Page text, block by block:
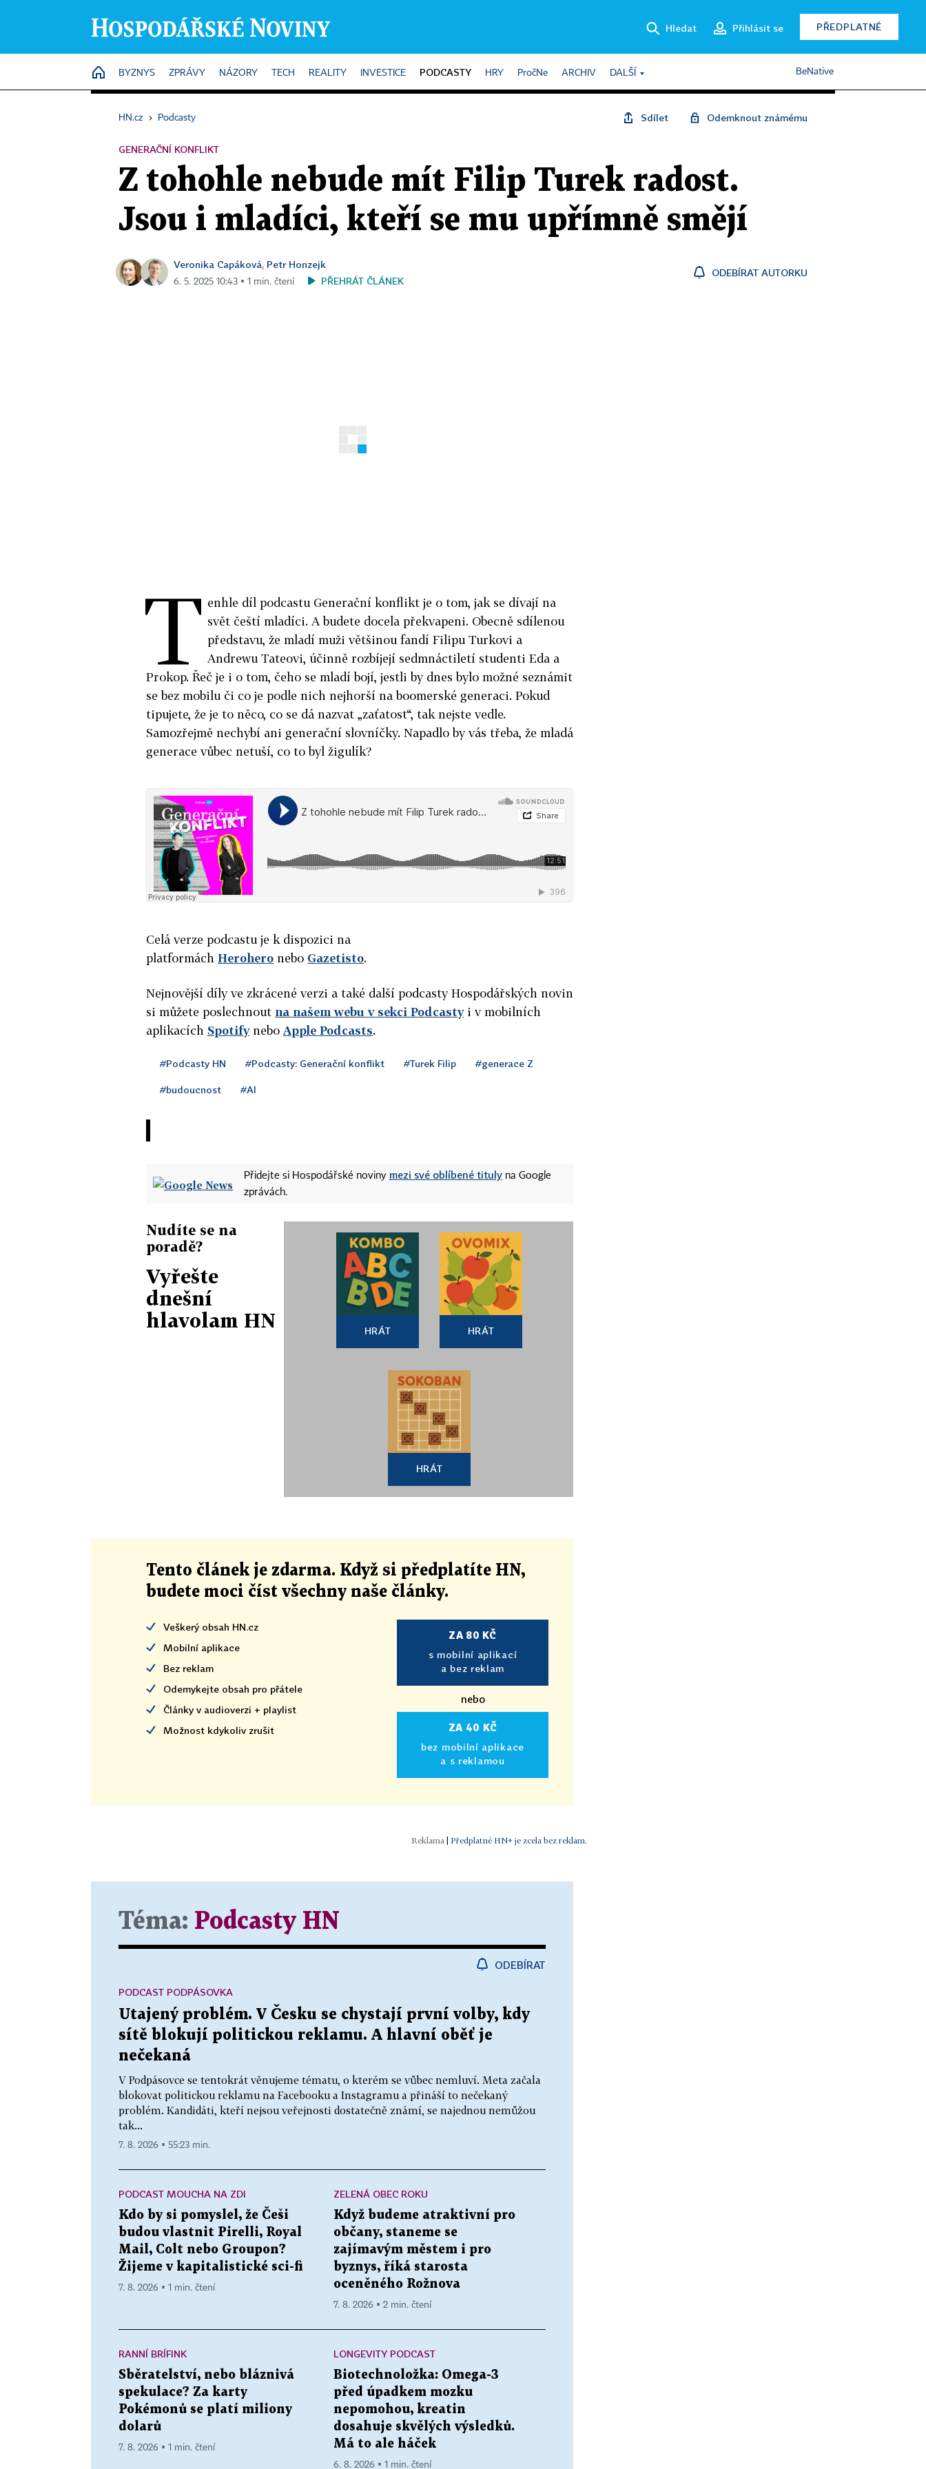
Hledat Přihlásit se PŘEDPLATNÉ
HOME
BYZNYS ZPRÁVY NÁZORY TECH REALITY INVESTICE PODCASTY HRY PročNe ARCHIV DALŠÍ BeNative
HN.cz › Podcasty Sdílet Odemknout známému
GENERAČNÍ KONFLIKT
Z tohohle nebude mít Filip Turek radost.
Jsou i mladíci, kteří se mu upřímně smějí
Veronika Capáková, Petr Honzejk
6. 5. 2025 10:43 ▪ 1 min. čtení PŘEHRÁT ČLÁNEK
ODEBÍRAT AUTORKU
T enhle díl podcastu Generační konflikt je o tom, jak se dívají na
svět čeští mladíci. A budete docela překvapeni. Obecně sdílenou
představu, že mladí muži většinou fandí Filipu Turkovi a
Andrewu Tateovi, účinně rozbíjejí sedmnáctiletí studenti Eda a
Prokop. Řeč je i o tom, čeho se mladí bojí, jestli by dnes bylo možné seznámit
se bez mobilu či co je podle nich nejhorší na boomerské generaci. Pokud
tipujete, že je to něco, co se dá nazvat „zaťatost“, tak nejste vedle.
Samozřejmě nechybí ani generační slovníčky. Napadlo by vás třeba, že mladá
generace vůbec netuší, co to byl žigulík?
Celá verze podcastu je k dispozici na
platformách Herohero nebo Gazetisto.
Nejnovější díly ve zkrácené verzi a také další podcasty Hospodářských novin
si můžete poslechnout na našemwebu v sekci Podcastyi v mobilních
aplikacích Spotifynebo Apple Podcasts.
#Podcasty HN #Podcasty: Generační konflikt #Turek Filip #generace Z
#budoucnost #AI
Přidejte si Hospodářské noviny mezi své oblíbené tituly na Google
zprávách.
Nudíte se na
poradě?
Vyřešte
dnešní
hlavolam HN
HRÁT HRÁT
HRÁT
Tento článek je zdarma. Když si předplatíte HN,
budete moci číst všechny naše články.
Veškerý obsah HN.cz
Mobilní aplikace
Bez reklam
Odemykejte obsah pro přátele
Články v audioverzi + playlist
Možnost kdykoliv zrušit
ZA 80 KČ
s mobilní aplikací
a bez reklam
nebo
ZA 40 KČ
bez mobilní aplikace
a s reklamou
| Předplatné HN+ je zcela bez reklam.
Téma: Podcasty HN
ODEBÍRAT
Utajený problém. V Česku se chystají první volby, kdy
sítě blokují politickou reklamu. A hlavní oběť je
nečekaná
V Podpásovce se tentokrát věnujeme tématu, o kterém se vůbec nemluví. Meta začala
blokovat politickou reklamu na Facebooku a Instagramu a přináší to nečekaný
problém. Kandidáti, kteří nejsou veřejnosti dostatečně známí, se najednou nemůžou
tak...
PODCAST PODPÁSOVKA
7. 8. 2026 ▪ 55:23 min.
PODCAST MOUCHA NA ZDI
Kdo by si pomyslel, že Češi
budou vlastnit Pirelli, Royal
Mail, Colt nebo Groupon?
Žijeme v kapitalistické sci-fi
7. 8. 2026 ▪ 1 min. čtení
ZELENÁ OBEC ROKU
Když budeme atraktivní pro
občany, staneme se
zajímavým městem i pro
byznys, říká starosta
oceněného Rožnova
7. 8. 2026 ▪ 2 min. čtení
RANNÍ BRÍFINK
Sběratelství, nebo bláznivá
spekulace? Za karty
Pokémonů se platí miliony
dolarů
7. 8. 2026 ▪ 1 min. čtení
LONGEVITY PODCAST
Biotechnoložka: Omega-3
před úpadkem mozku
nepomohou, kreatin
dosahuje skvělých výsledků.
Má to ale háček
6. 8. 2026 ▪ 1 min. čtení